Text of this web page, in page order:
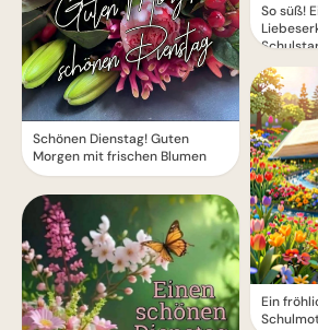
Schönen Dienstag! Guten
Morgen mit frischen Blumen
So süß!
Ein